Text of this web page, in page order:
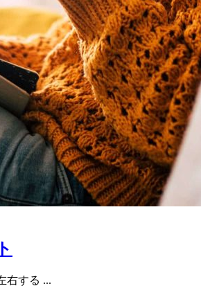
右する ...